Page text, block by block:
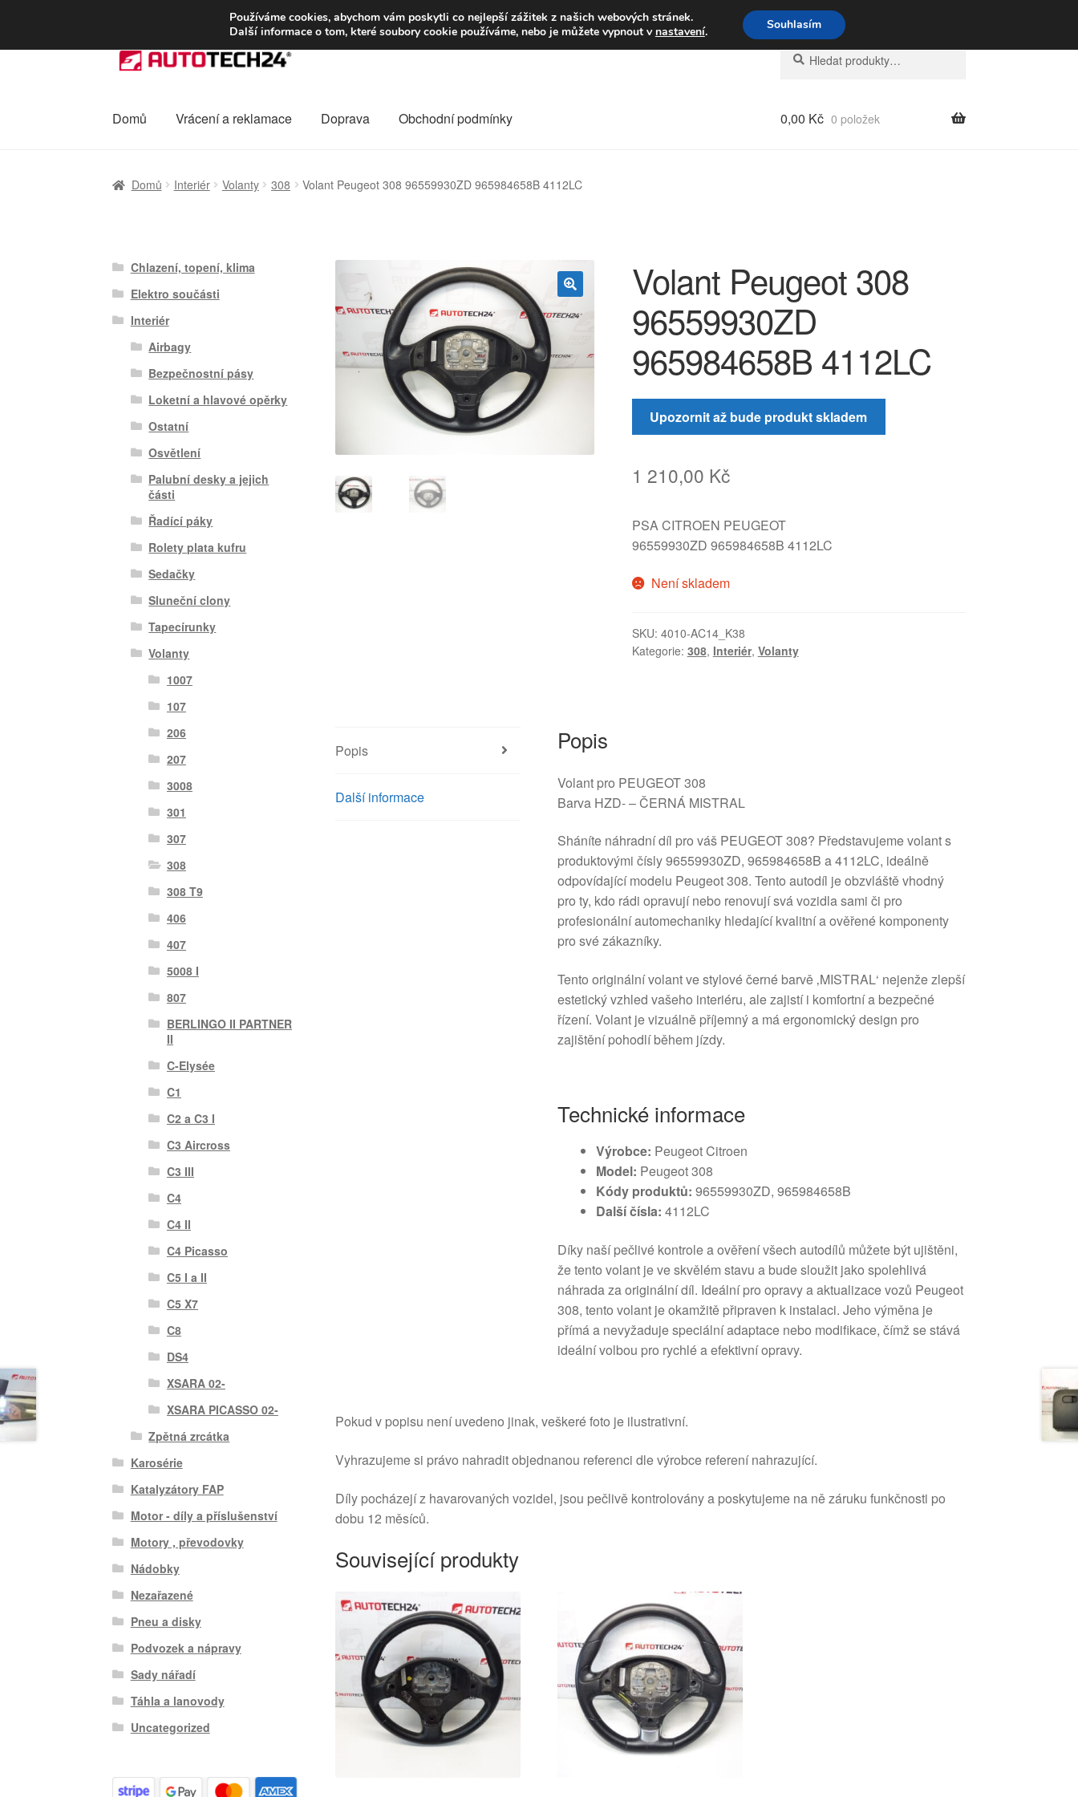
DOPRAVA od 139,-Kč Volejte po-pá 9-16 704 494 494
Přeskočit
na
Přejít
webu
Hledat:
Hledat
Domů Vrácení a reklamace Doprava Obchodní podmínky 0,00 Kč 0 položek
Domů Interiér Volanty 308 Volant Peugeot 308 96559930ZD 965984658B 4112LC
Volant Peugeot 308
96559930ZD
965984658B 4112LC
Upozornit až bude produkt skladem
1 210,00 Kč
PSA CITROEN PEUGEOT
96559930ZD 965984658B 4112LC
Není skladem
SKU: 4010-AC14_K38
Kategorie: 308, Interiér, Volanty
Popis
Další informace
Popis
Volant pro PEUGEOT 308
Barva HZD- – ČERNÁ MISTRAL
Sháníte náhradní díl pro váš PEUGEOT 308? Představujeme volant s
produktovými čísly 96559930ZD, 965984658B a 4112LC, ideálně
odpovídající modelu Peugeot 308. Tento autodíl je obzvláště vhodný
pro ty, kdo rádi opravují nebo renovují svá vozidla sami či pro
profesionální automechaniky hledající kvalitní a ověřené komponenty
pro své zákazníky.
Tento originální volant ve stylové černé barvě ‚MISTRAL‘ nejenže zlepší
estetický vzhled vašeho interiéru, ale zajistí i komfortní a bezpečné
řízení. Volant je vizuálně příjemný a má ergonomický design pro
zajištění pohodlí během jízdy.
Technické informace
Výrobce: Peugeot Citroen
Model: Peugeot 308
Kódy produktů: 96559930ZD, 965984658B
Další čísla: 4112LC
Díky naší pečlivé kontrole a ověření všech autodílů můžete být ujištěni,
že tento volant je ve skvělém stavu a bude sloužit jako spolehlivá
náhrada za originální díl. Ideální pro opravy a aktualizace vozů Peugeot
308, tento volant je okamžitě připraven k instalaci. Jeho výměna je
přímá a nevyžaduje speciální adaptace nebo modifikace, čímž se stává
ideální volbou pro rychlé a efektivní opravy.
Pokud v popisu není uvedeno jinak, veškeré foto je ilustrativní.
Vyhrazujeme si právo nahradit objednanou referenci dle výrobce referení nahrazující.
Díly pocházejí z havarovaných vozidel, jsou pečlivě kontrolovány a poskytujeme na ně záruku funkčnosti po
dobu 12 měsíců.
Související produkty
Chlazení, topení, klima
Elektro součásti
Interiér
Airbagy
Bezpečnostní pásy
Loketní a hlavové opěrky
Ostatní
Osvětlení
Palubní desky a jejich
části
Řadící páky
Rolety plata kufru
Sedačky
Sluneční clony
Tapecírunky
Volanty
1007
107
206
207
3008
301
307
308
308 T9
406
407
5008 I
807
BERLINGO II PARTNER
II
C-Elysée
C1
C2 a C3 I
C3 Aircross
C3 III
C4
C4 II
C4 Picasso
C5 I a II
C5 X7
C8
DS4
XSARA 02-
XSARA PICASSO 02-
Zpětná zrcátka
Karosérie
Katalyzátory FAP
Motor - díly a příslušenství
Motory , převodovky
Nádobky
Nezařazené
Pneu a disky
Podvozek a nápravy
Sady nářadí
Táhla a lanovody
Uncategorized
Používáme cookies, abychom vám poskytli co nejlepší zážitek z našich webových stránek.
Další informace o tom, které soubory cookie používáme, nebo je můžete vypnout v nastavení. Souhlasím